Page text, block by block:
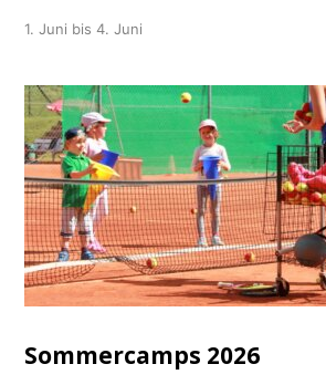
1. Juni bis 4. Juni
Sommercamps 2026